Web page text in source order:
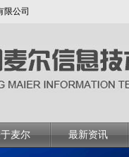
限公司
麦尔 最新资讯